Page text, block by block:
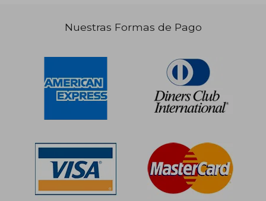
dcto. S/ 94,30 dcto.
Nuestras Formas de Pago